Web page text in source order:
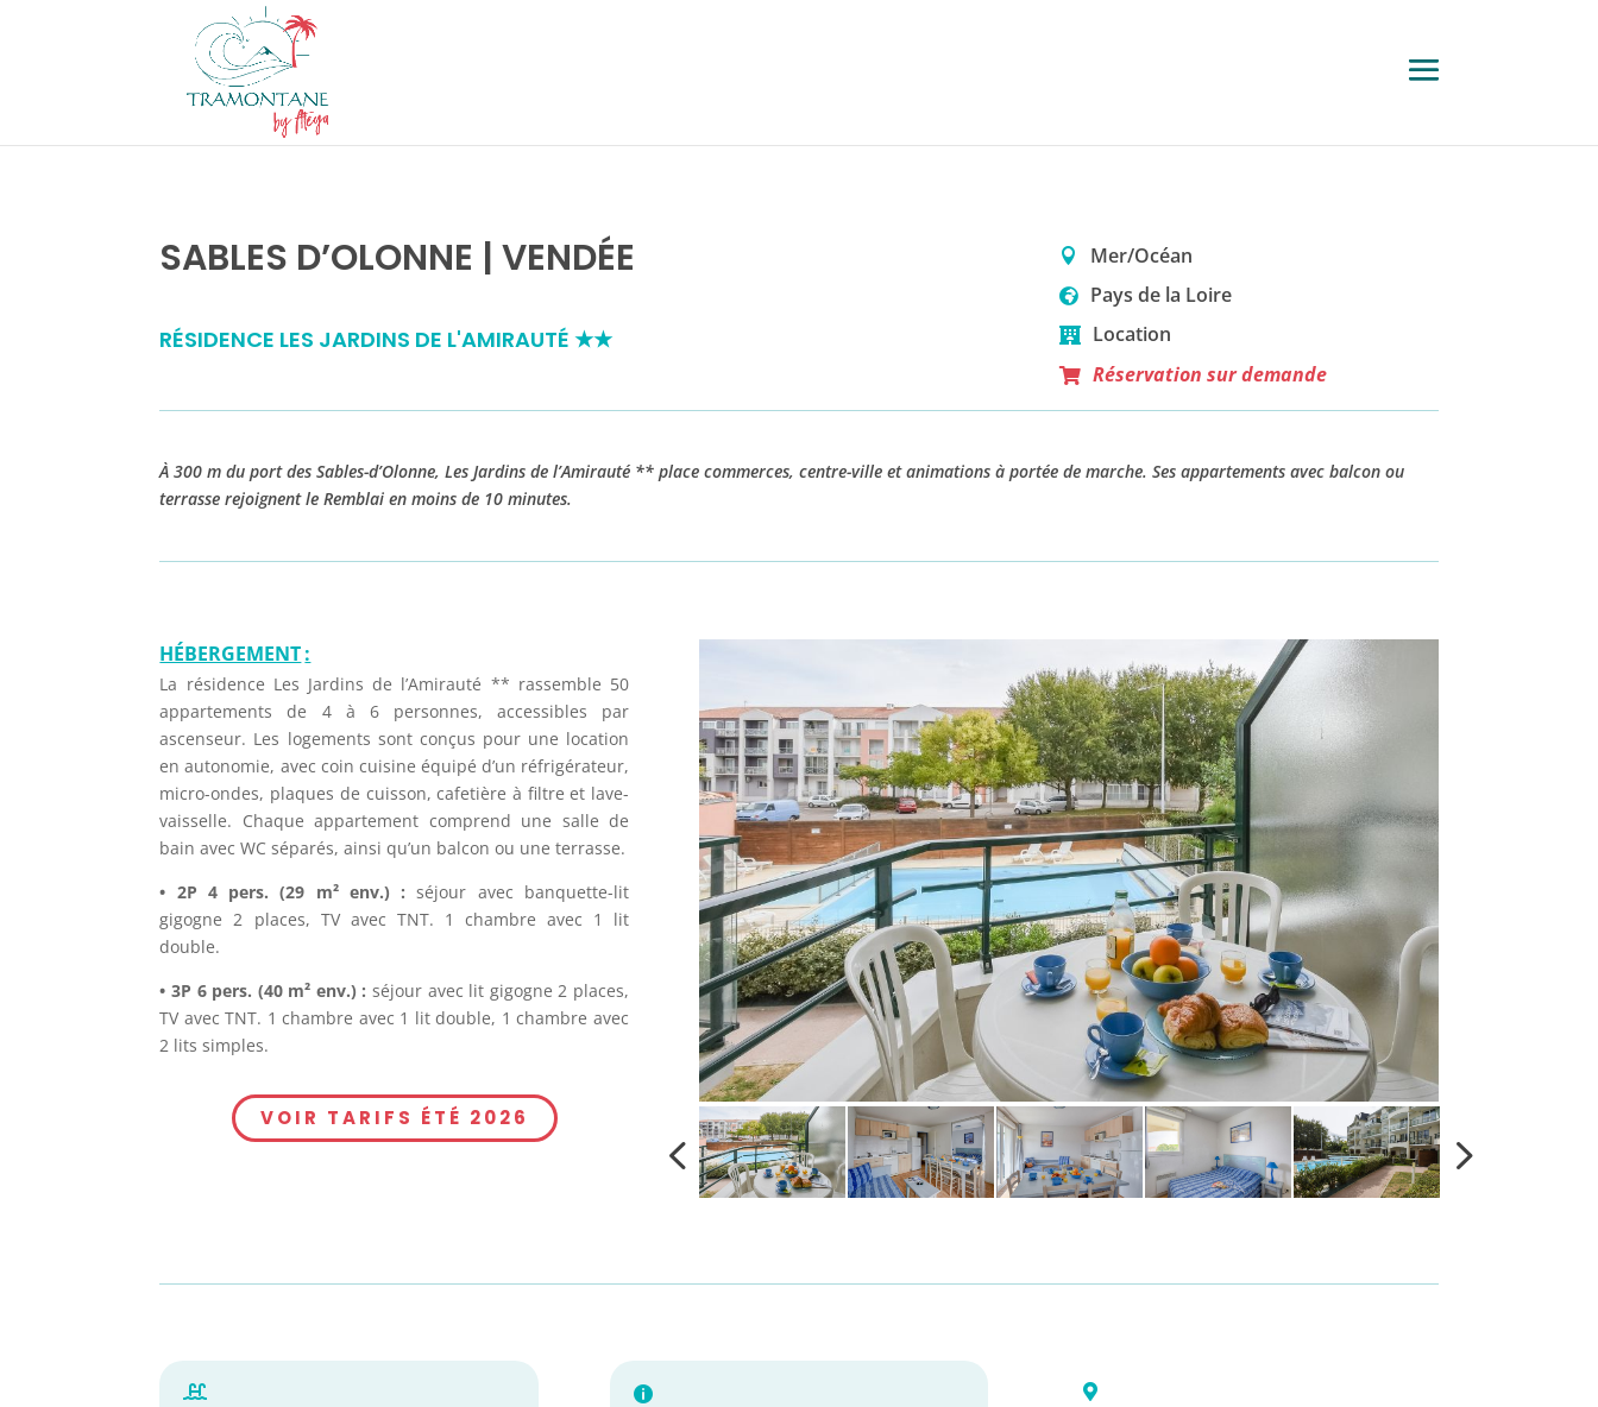
SABLES D’OLONNE | VENDÉE
RÉSIDENCE LES JARDINS DE L'AMIRAUTÉ ★★
Mer/Océan
Pays de la Loire
Location
Réservation sur demande
À 300 m du port des Sables-d’Olonne, Les Jardins de l’Amirauté ** place commerces, centre-ville et animations à portée de marche. Ses appartements avec balcon ou
terrasse rejoignent le Remblai en moins de 10 minutes.
HÉBERGEMENT:
La résidence Les Jardins de l’Amirauté ** rassemble 50
appartements de 4 à 6 personnes, accessibles par
ascenseur. Les logements sont conçus pour une location
en autonomie, avec coin cuisine équipé d’un réfrigérateur,
micro-ondes, plaques de cuisson, cafetière à filtre et lave-
vaisselle. Chaque appartement comprend une salle de
bain avec WC séparés, ainsi qu’un balcon ou une terrasse.
• 2P 4 pers. (29 m² env.) :séjour avec banquette-lit
gigogne 2 places, TV avec TNT. 1 chambre avec 1 lit
double.
• 3P 6 pers. (40 m² env.) : séjour avec lit gigogne 2 places,
TV avec TNT. 1 chambre avec 1 lit double, 1 chambre avec
2 lits simples.
VOIR TARIFS ÉTÉ 2026